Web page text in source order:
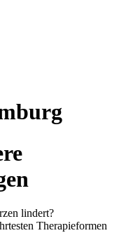
lindert?
Therapieformen